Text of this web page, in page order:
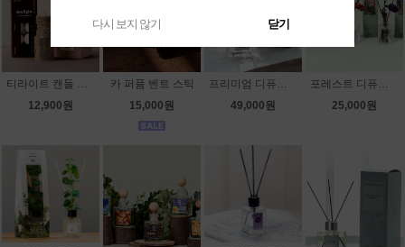
티라이트 캔들 스페셜 기프트 세트
12,900원
카 퍼퓸 벤트 스틱
15,000원
프리미엄 디퓨져 500ml
49,000원
포레스트 디퓨저 200ml
25,000원
다시 보지 않기 닫기